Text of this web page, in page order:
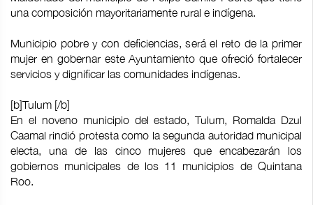
una composición mayoritariamente rural e indígena.
Municipio pobre y con deficiencias, será el reto de la primer
mujer en gobernar este Ayuntamiento que ofreció fortalecer
servicios y dignificar las comunidades indígenas.
[b]Tulum [/b]
En el noveno municipio del estado, Tulum, Romalda Dzul
Caamal rindió protesta como la segunda autoridad municipal
electa, una de las cinco mujeres que encabezarán los
gobiernos municipales de los 11 municipios de Quintana
Roo.